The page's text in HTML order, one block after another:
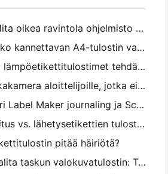
Miten valita oikea ravintola ohjelmisto pieni tai keskikokoinen ravintola
Tarvitsetko kannettavan A4-tulostin varastolaskuihin? Mikä todella toimii
Voivatko lämpöetikettitulostimet tehdä vesitiivisiä etikettejä pienille yritystuotteille?
Paras pikakamera aloittelijoille, jotka eivät halua tuhlata paperia
Paras väri Label Maker journaling ja Scrapbooking: Lisää lisää väriä jokaiselle sivulle
Käsikirjoitus vs. lähetysetikettien tulostus: vinkkejä pienille yrityksille vuonna 2026
pitää häiriötä?
Kuinka valita taskun valokuvatulostin: Täydellinen opas päiväkirjan, matkan ja iPhone-käyttäjille